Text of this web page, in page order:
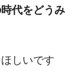
代をどうみ
しいです